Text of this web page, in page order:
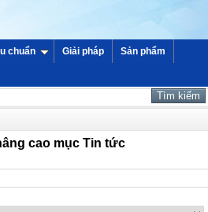
chuẩn Giải pháp Sản phẩm
cao mục Tin tức